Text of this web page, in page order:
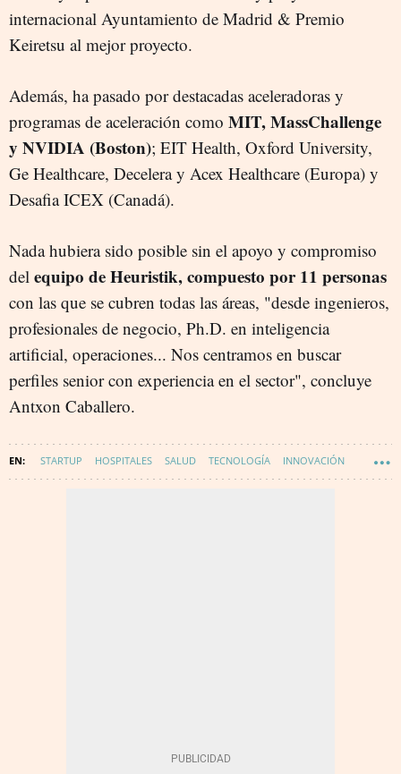
internacional Ayuntamiento de Madrid & Premio
Keiretsu al mejor proyecto.
Además, ha pasado por destacadas aceleradoras y
programas de aceleración como MIT, MassChallenge
y NVIDIA (Boston); EIT Health, Oxford University,
Ge Healthcare, Decelera y Acex Healthcare (Europa) y
Desafia ICEX (Canadá).
Nada hubiera sido posible sin el apoyo y compromiso
del equipo de Heuristik, compuesto por 11 personas
con las que se cubren todas las áreas, "desde ingenieros,
profesionales de negocio, Ph.D. en inteligencia
artificial, operaciones... Nos centramos en buscar
perfiles senior con experiencia en el sector", concluye
Antxon Caballero.
STARTUP HOSPITALES SALUD TECNOLOGÍA INNOVACIÓN